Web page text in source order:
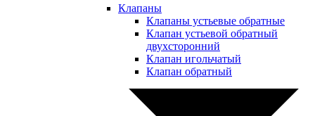
Клапаны
Клапаны устьевые обратные
Клапан устьевой обратный
двухсторонний
Клапан игольчатый
Клапан обратный